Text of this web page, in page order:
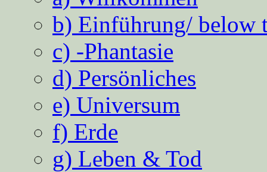
b) Einführung/ below
c) -Phantasie
d) Persönliches
e) Universum
f) Erde
g) Leben & Tod